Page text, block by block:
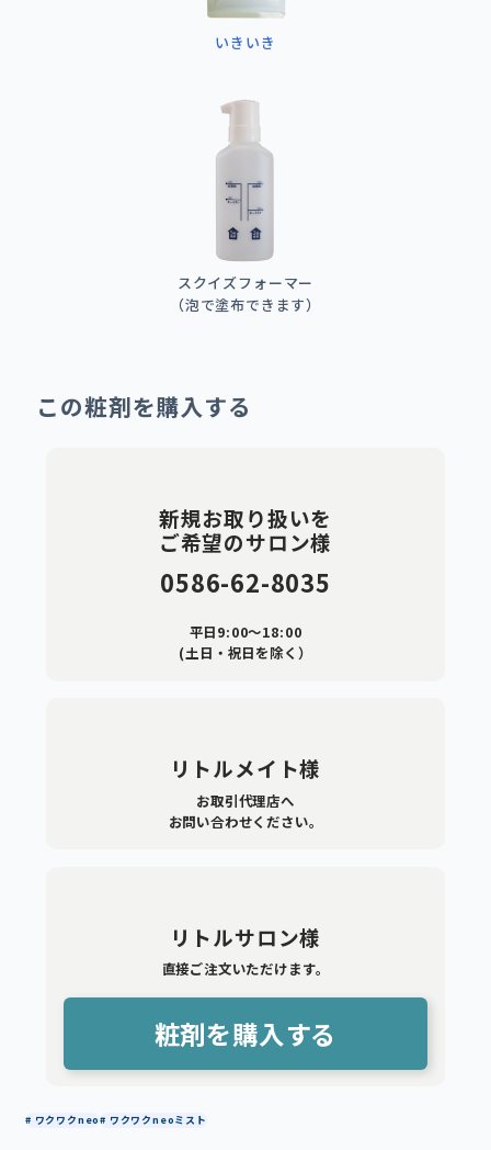
いきいき
スクイズフォーマー
（泡で塗布できます）
この粧剤を購入する
新規お取り扱いを
ご希望のサロン様
0586-62-8035
平日9:00～18:00
(土日・祝日を除く）
リトルメイト様
お取引代理店へ
お問い合わせください。
リトルサロン様
直接ご注文いただけます。
粧剤を購入する
# ワクワクneo# ワクワクneoミスト